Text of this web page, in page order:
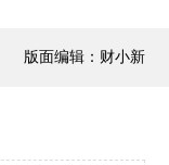
版面编辑：财小新